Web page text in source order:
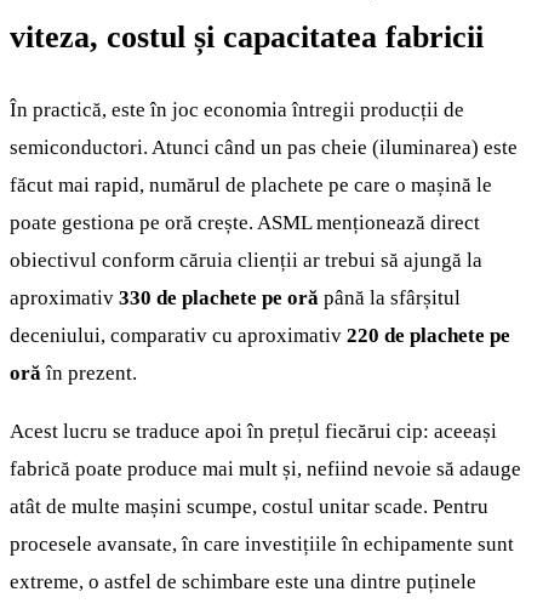
viteza, costul și capacitatea fabricii
În practică, este în joc economia întregii producții de
semiconductori. Atunci când un pas cheie (iluminarea) este
făcut mai rapid, numărul de plachete pe care o mașină le
poate gestiona pe oră crește. ASML menționează direct
obiectivul conform căruia clienții ar trebui să ajungă la
aproximativ 330 de plachete pe oră până la sfârșitul
deceniului, comparativ cu aproximativ 220 de plachete pe
orăîn prezent.
Acest lucru se traduce apoi în prețul fiecărui cip: aceeași
fabrică poate produce mai mult și, nefiind nevoie să adauge
atât de multe mașini scumpe, costul unitar scade. Pentru
procesele avansate, în care investițiile în echipamente sunt
extreme, o astfel de schimbare este una dintre puținele